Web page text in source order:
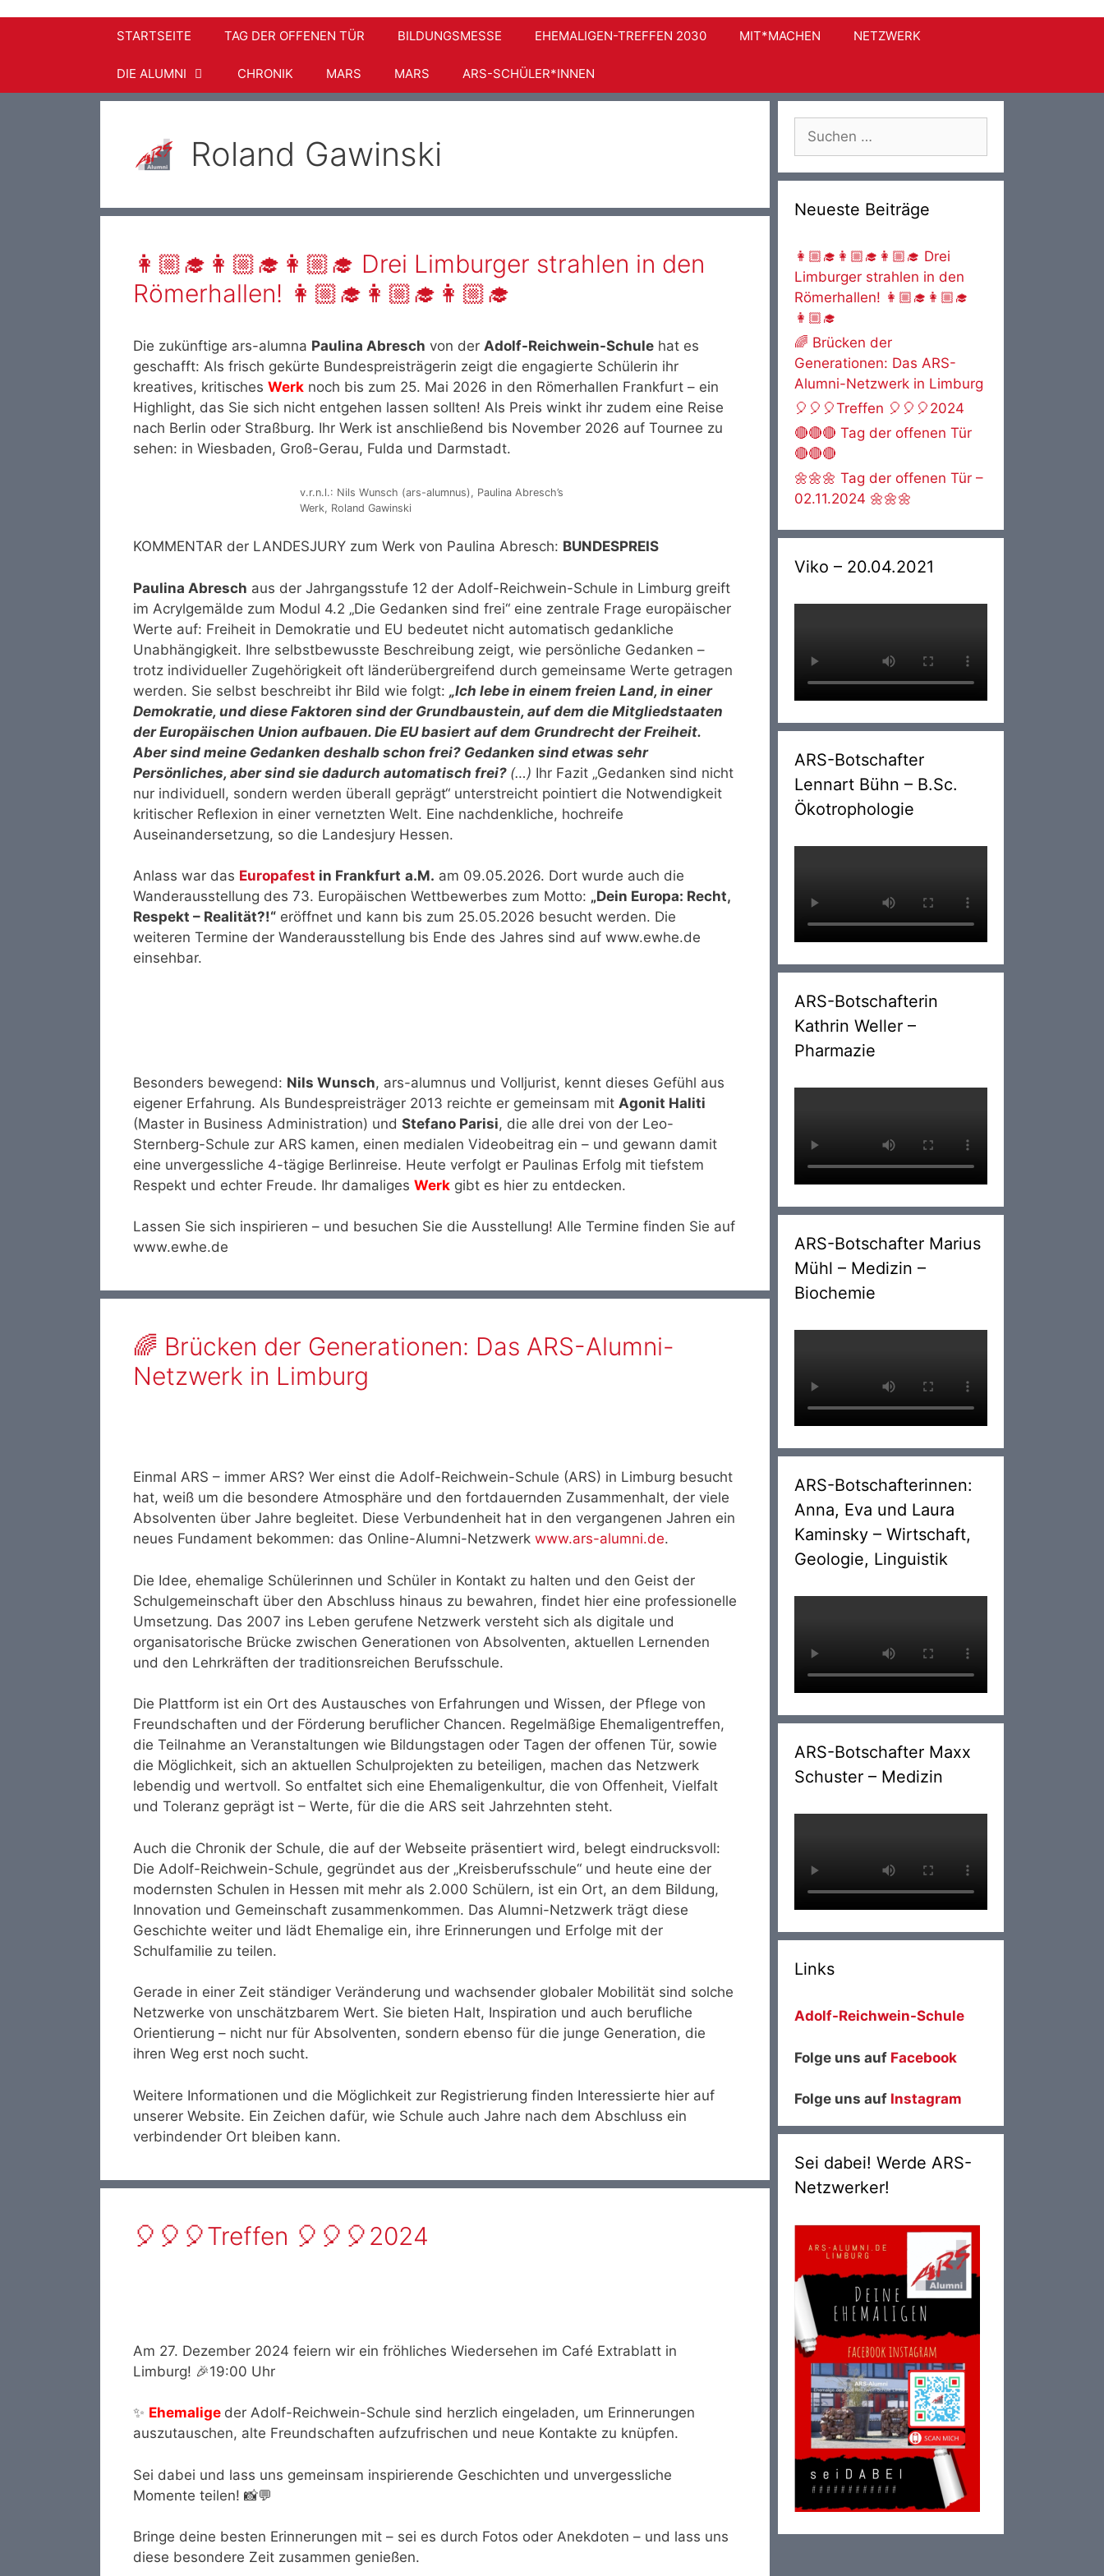
STARTSEITE TAG DER OFFENEN TÜR BILDUNGSMESSE EHEMALIGEN-TREFFEN 2030 MIT*MACHEN NETZWERK
DIE ALUMNI CHRONIK MARS MARS ARS-SCHÜLER*INNEN
Roland Gawinski
👩🏼‍🎓👩🏼‍🎓👩🏼‍🎓 Drei Limburger strahlen in den
Römerhallen! 👩🏼‍🎓👩🏼‍🎓👩🏼‍🎓
Die zukünftige ars-alumna Paulina Abresch von der Adolf-Reichwein-Schule hat es
geschafft: Als frisch gekürte Bundespreisträgerin zeigt die engagierte Schülerin ihr
kreatives, kritisches Werk noch bis zum 25. Mai 2026 in den Römerhallen Frankfurt – ein
Highlight, das Sie sich nicht entgehen lassen sollten! Als Preis winkt ihr zudem eine Reise
nach Berlin oder Straßburg. Ihr Werk ist anschließend bis November 2026 auf Tournee zu
sehen: in Wiesbaden, Groß-Gerau, Fulda und Darmstadt.
v.r.n.l.: Nils Wunsch (ars-alumnus), Paulina Abresch’s
Werk, Roland Gawinski
KOMMENTAR der LANDESJURY zum Werk von Paulina Abresch: BUNDESPREIS
Paulina Abresch aus der Jahrgangsstufe 12 der Adolf-Reichwein-Schule in Limburg greift
im Acrylgemälde zum Modul 4.2 „Die Gedanken sind frei“ eine zentrale Frage europäischer
Werte auf: Freiheit in Demokratie und EU bedeutet nicht automatisch gedankliche
Unabhängigkeit. Ihre selbstbewusste Beschreibung zeigt, wie persönliche Gedanken –
trotz individueller Zugehörigkeit oft länderübergreifend durch gemeinsame Werte getragen
werden. Sie selbst beschreibt ihr Bild wie folgt: „Ich lebe in einem freien Land, in einer
Demokratie, und diese Faktoren sind der Grundbaustein, auf dem die Mitgliedstaaten
der Europäischen Union aufbauen. Die EU basiert auf dem Grundrecht der Freiheit.
Aber sind meine Gedanken deshalb schon frei? Gedanken sind etwas sehr
Persönliches, aber sind sie dadurch automatisch frei? (…) Ihr Fazit „Gedanken sind nicht
nur individuell, sondern werden überall geprägt“ unterstreicht pointiert die Notwendigkeit
kritischer Reflexion in einer vernetzten Welt. Eine nachdenkliche, hochreife
Auseinandersetzung, so die Landesjury Hessen.
Anlass war das Europafest in Frankfurt a.M. am 09.05.2026. Dort wurde auch die
Wanderausstellung des 73. Europäischen Wettbewerbes zum Motto: „Dein Europa: Recht,
Respekt – Realität?!“ eröffnet und kann bis zum 25.05.2026 besucht werden. Die
weiteren Termine der Wanderausstellung bis Ende des Jahres sind auf www.ewhe.de
einsehbar.
Besonders bewegend: Nils Wunsch, ars-alumnus und Volljurist, kennt dieses Gefühl aus
eigener Erfahrung. Als Bundespreisträger 2013 reichte er gemeinsam mit Agonit Haliti
(Master in Business Administration) und Stefano Parisi, die alle drei von der Leo-
Sternberg-Schule zur ARS kamen, einen medialen Videobeitrag ein – und gewann damit
eine unvergessliche 4-tägige Berlinreise. Heute verfolgt er Paulinas Erfolg mit tiefstem
Respekt und echter Freude. Ihr damaliges Werk gibt es hier zu entdecken.
Lassen Sie sich inspirieren – und besuchen Sie die Ausstellung! Alle Termine finden Sie auf
www.ewhe.de
🌈 Brücken der Generationen: Das ARS-Alumni-
Netzwerk in Limburg
Einmal ARS – immer ARS? Wer einst die Adolf-Reichwein-Schule (ARS) in Limburg besucht
hat, weiß um die besondere Atmosphäre und den fortdauernden Zusammenhalt, der viele
Absolventen über Jahre begleitet. Diese Verbundenheit hat in den vergangenen Jahren ein
neues Fundament bekommen: das Online-Alumni-Netzwerk www.ars-alumni.de.
Die Idee, ehemalige Schülerinnen und Schüler in Kontakt zu halten und den Geist der
Schulgemeinschaft über den Abschluss hinaus zu bewahren, findet hier eine professionelle
Umsetzung. Das 2007 ins Leben gerufene Netzwerk versteht sich als digitale und
organisatorische Brücke zwischen Generationen von Absolventen, aktuellen Lernenden
und den Lehrkräften der traditionsreichen Berufsschule.
Die Plattform ist ein Ort des Austausches von Erfahrungen und Wissen, der Pflege von
Freundschaften und der Förderung beruflicher Chancen. Regelmäßige Ehemaligentreffen,
die Teilnahme an Veranstaltungen wie Bildungstagen oder Tagen der offenen Tür, sowie
die Möglichkeit, sich an aktuellen Schulprojekten zu beteiligen, machen das Netzwerk
lebendig und wertvoll. So entfaltet sich eine Ehemaligenkultur, die von Offenheit, Vielfalt
und Toleranz geprägt ist – Werte, für die die ARS seit Jahrzehnten steht.
Auch die Chronik der Schule, die auf der Webseite präsentiert wird, belegt eindrucksvoll:
Die Adolf-Reichwein-Schule, gegründet aus der „Kreisberufsschule“ und heute eine der
modernsten Schulen in Hessen mit mehr als 2.000 Schülern, ist ein Ort, an dem Bildung,
Innovation und Gemeinschaft zusammenkommen. Das Alumni-Netzwerk trägt diese
Geschichte weiter und lädt Ehemalige ein, ihre Erinnerungen und Erfolge mit der
Schulfamilie zu teilen.
Gerade in einer Zeit ständiger Veränderung und wachsender globaler Mobilität sind solche
Netzwerke von unschätzbarem Wert. Sie bieten Halt, Inspiration und auch berufliche
Orientierung – nicht nur für Absolventen, sondern ebenso für die junge Generation, die
ihren Weg erst noch sucht.
Weitere Informationen und die Möglichkeit zur Registrierung finden Interessierte hier auf
unserer Website. Ein Zeichen dafür, wie Schule auch Jahre nach dem Abschluss ein
verbindender Ort bleiben kann.
🎈🎈🎈Treffen 🎈🎈🎈2024
Am 27. Dezember 2024 feiern wir ein fröhliches Wiedersehen im Café Extrablatt in
Limburg! 🎉19:00 Uhr
✨ Ehemalige der Adolf-Reichwein-Schule sind herzlich eingeladen, um Erinnerungen
auszutauschen, alte Freundschaften aufzufrischen und neue Kontakte zu knüpfen.
Sei dabei und lass uns gemeinsam inspirierende Geschichten und unvergessliche
Momente teilen! 📸💬
Bringe deine besten Erinnerungen mit – sei es durch Fotos oder Anekdoten – und lass uns
diese besondere Zeit zusammen genießen.
Suche
nach:
Neueste Beiträge
👩🏼‍🎓👩🏼‍🎓👩🏼‍🎓 Drei
Limburger strahlen in den
Römerhallen! 👩🏼‍🎓👩🏼‍🎓
👩🏼‍🎓
🌈 Brücken der
Generationen: Das ARS-
Alumni-Netzwerk in Limburg
🎈🎈🎈Treffen 🎈🎈🎈2024
🔴🔴🔴 Tag der offenen Tür
🔴🔴🔴
🌼🌼🌼 Tag der offenen Tür –
02.11.2024 🌼🌼🌼
Viko – 20.04.2021
ARS-Botschafter
Lennart Bühn – B.Sc.
Ökotrophologie
ARS-Botschafterin
Kathrin Weller –
Pharmazie
ARS-Botschafter Marius
Mühl – Medizin –
Biochemie
ARS-Botschafterinnen:
Anna, Eva und Laura
Kaminsky – Wirtschaft,
Geologie, Linguistik
ARS-Botschafter Maxx
Schuster – Medizin
Links
Adolf-Reichwein-Schule
Folge uns auf Facebook
Folge uns auf Instagram
Sei dabei! Werde ARS-
Netzwerker!